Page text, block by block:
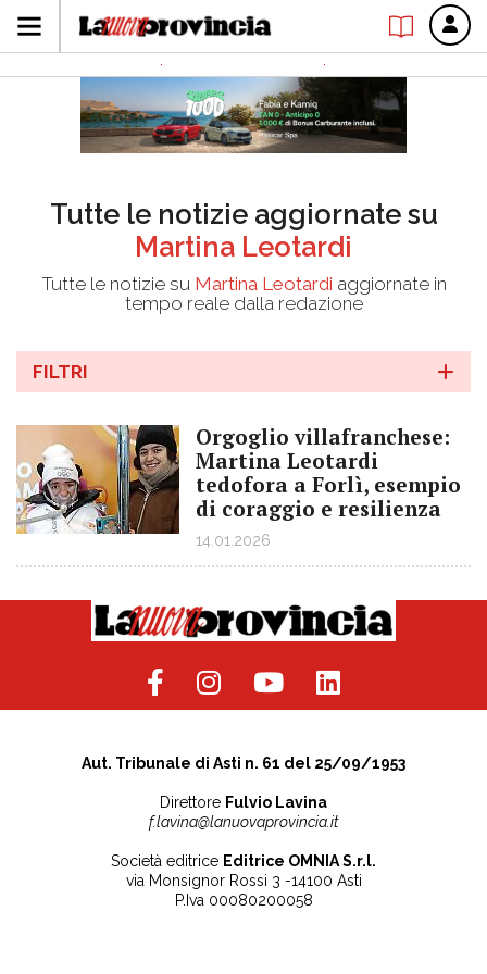
Tutte le notizie aggiornate su
Martina Leotardi
Tutte le notizie su Martina Leotardi aggiornate in
tempo reale dalla redazione
FILTRI
Orgoglio villafranchese:
Martina Leotardi
tedofora a Forlì, esempio
di coraggio e resilienza
14.01.2026
Aut. Tribunale di Asti n. 61 del 25/09/1953
Direttore Fulvio Lavina
f.lavina@lanuovaprovincia.it
Società editrice Editrice OMNIA S.r.l.
via Monsignor Rossi 3 -14100 Asti
P.Iva 00080200058